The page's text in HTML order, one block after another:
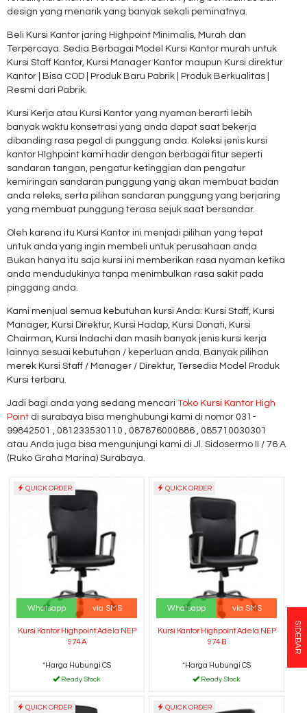
design yang menarik yang banyak sekali peminatnya.
Beli Kursi Kantor jaring Highpoint Minimalis, Murah dan
Terpercaya. Sedia Berbagai Model Kursi Kantor murah untuk
Kursi Staff Kantor, Kursi Manager Kantor maupun Kursi direktur
Kantor | Bisa COD | Produk Baru Pabrik | Produk Berkualitas |
Resmi dari Pabrik.
Kursi Kerja atau Kursi Kantor yang nyaman berarti lebih
banyak waktu konsetrasi yang anda dapat saat bekerja
dibanding rasa pegal di punggung anda. Koleksi jenis kursi
kantor HIghpoint kami hadir dengan berbagai fitur seperti
sandaran tangan, pengatur ketinggian dan pengatur
kemiringan sandaran punggung yang akan membuat badan
anda releks, serta pilihan sandaran punggung yang berjaring
yang membuat punggung terasa sejuk saat bersandar.
Oleh karena itu Kursi Kantor ini menjadi pilihan yang tepat
untuk anda yang ingin membeli untuk perusahaan anda
Bukan hanya itu saja kursi ini memberikan rasa nyaman ketika
anda mendudukinya tanpa menimbulkan rasa sakit pada
pinggang anda.
Kami menjual semua kebutuhan kursi Anda: Kursi Staff, Kursi
Manager, Kursi Direktur, Kursi Hadap, Kursi Donati, Kursi
Chairman, Kursi Indachi dan masih banyak jenis kursi kerja
lainnya sesuai kebutuhan / keperluan anda. Banyak pilihan
merek Kursi Staff / Manager / Direktur, Tersedia Model Produk
Kursi terbaru.
Jadi bagi anda yang sedang mencari Toko Kursi Kantor High
Point di surabaya bisa menghubungi kami di nomor 031-
99842501 , 081233530110 , 087876000886 , 085710030301
atau Anda juga bisa mengunjungi kami di Jl. Sidosermo II / 76 A
(Ruko Graha Marina) Surabaya.
QUICK ORDER
Whatsapp via SMS
Kursi Kantor Highpoint Adela NEP
974 A
*Harga Hubungi CS
Ready Stock
QUICK ORDER
Whatsapp via SMS
Kursi Kantor Highpoint Adela NEP
974 B
*Harga Hubungi CS
Ready Stock
QUICK ORDER QUICK ORDER
SIDEBAR